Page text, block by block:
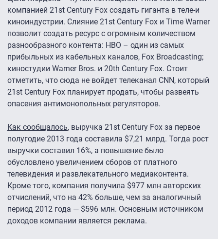
компанией 21st Century Fox создать гиганта в теле-и
киноиндустрии. Слияние 21st Century Fox и Time Warner
позволит создать ресурс с огромным количеством
разнообразного контента: HBO – один из самых
прибыльных из кабельных каналов, Fox Broadcasting;
киностудии Warner Bros. и 20th Century Fox. Стоит
отметить, что сюда не войдет телеканал CNN, который
21st Century Fox планирует продать, чтобы развеять
опасения антимонопольных регуляторов.
Как сообщалось, выручка 21st Century Fox за первое
полугодие 2013 года составила $7,21 млрд. Тогда рост
выручки составил 16%, а повышение было
обусловлено увеличением сборов от платного
телевидения и развлекательного медиаконтента.
Кроме того, компания получила $977 млн авторских
отчислений, что на 42% больше, чем за аналогичный
период 2012 года — $596 млн. Основным источником
доходов компании является реклама.